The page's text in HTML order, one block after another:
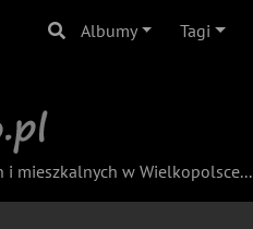
Albumy Tagi
i mieszkalnych w Wielkopolsce...
przemysłowych, spożywczych...